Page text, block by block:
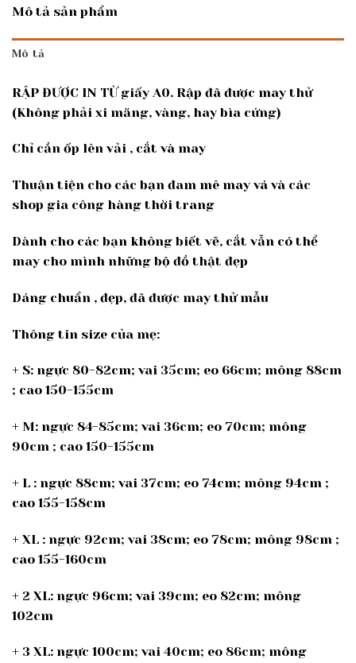
Mô tả sản phẩm
Mô tả
RẬP ĐƯỢC IN TỪ giấy A0. Rập đã được may thử
(Không phải xi măng, vàng, hay bìa cứng)
Chỉ cần ốp lên vải , cắt và may
Thuận tiện cho các bạn đam mê may vá và các
shop gia công hàng thời trang
Dành cho các bạn không biết vẽ, cắt vẫn có thể
may cho mình những bộ đồ thật đẹp
Dáng chuẩn , đẹp, đã được may thử mẫu
Thông tin size của mẹ:
+ S: ngực 80-82cm; vai 35cm; eo 66cm; mông 88cm
; cao 150-155cm
+ M: ngực 84-85cm; vai 36cm; eo 70cm; mông
90cm ; cao 150-155cm
+ L : ngực 88cm; vai 37cm; eo 74cm; mông 94cm ;
cao 155-158cm
+ XL : ngực 92cm; vai 38cm; eo 78cm; mông 98cm ;
cao 155-160cm
+ 2 XL: ngực 96cm; vai 39cm; eo 82cm; mông
102cm
+ 3 XL: ngực 100cm; vai 40cm; eo 86cm; mông